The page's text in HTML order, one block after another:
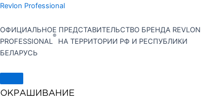
Перейти
содержимому
Revlon Professional
ОФИЦИАЛЬНОЕ ПРЕДСТАВИТЕЛЬСТВО БРЕНДА REVLON
PROFESSIONAL
®
НА ТЕРРИТОРИИ РФ И РЕСПУБЛИКИ
БЕЛАРУСЬ
ОКРАШИВАНИЕ